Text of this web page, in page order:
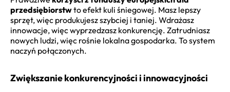
przedsiębiorstwto efekt kuli śniegowej. Masz lepszy
sprzęt, więc produkujesz szybciej i taniej. Wdrażasz
innowacje, więc wyprzedzasz konkurencję. Zatrudniasz
nowych ludzi, więc rośnie lokalna gospodarka. To system
naczyń połączonych.
Zwiększanie konkurencyjności i innowacyjności